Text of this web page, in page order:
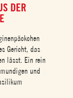
DER
Gericht, das
lässt. Ein rein
und